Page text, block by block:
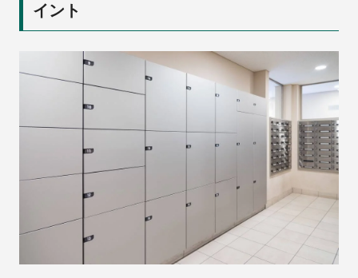
イント